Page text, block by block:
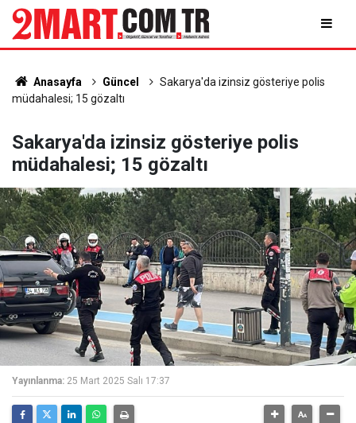
Anasayfa Güncel
Sakarya'da izinsiz gösteriye polis
müdahalesi; 15 gözaltı
Sakarya'da izinsiz gösteriye polis
müdahalesi; 15 gözaltı
Yayınlanma: 25 Mart 2025 Salı 17:37